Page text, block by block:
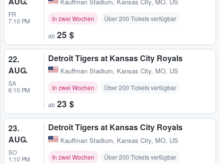
FR
7:10 PM
Kauffman Stadium, Kansas City, MO, US
In zwei Wochen Über 200 Tickets verfügbar
ab 25 $
22.
AUG.
SA
6:10 PM
Detroit Tigers at Kansas City Royals
Kauffman Stadium, Kansas City, MO, US
In zwei Wochen Über 200 Tickets verfügbar
ab 23 $
23.
AUG.
SO
1:10 PM
Detroit Tigers at Kansas City Royals
Kauffman Stadium, Kansas City, MO, US
In zwei Wochen Über 200 Tickets verfügbar